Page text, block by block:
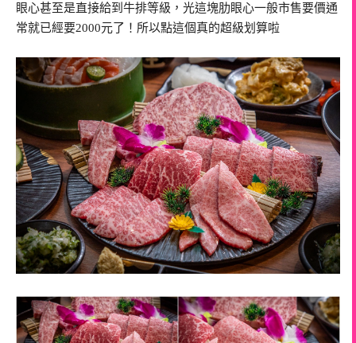
眼心甚至是直接給到牛排等級，光這塊肋眼心一般市售要價通
常就已經要2000元了！所以點這個真的超級划算啦